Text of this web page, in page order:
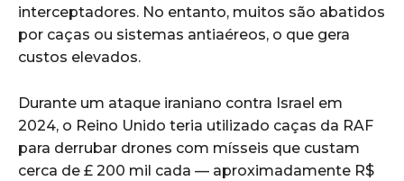
interceptadores. No entanto, muitos são abatidos
por caças ou sistemas antiaéreos, o que gera
custos elevados.
Durante um ataque iraniano contra Israel em
2024, o Reino Unido teria utilizado caças da RAF
para derrubar drones com mísseis que custam
cerca de £ 200 mil cada — aproximadamente R$